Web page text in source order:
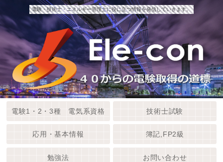
電験・技術士・エネルギー管理士に役に立つ情報を発信していきます。
電験1・2・3種 電気系資格 技術士試験
応用・基本情報 簿記,FP2級
勉強法 お問い合わせ